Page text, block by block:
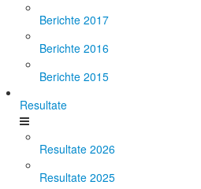
Berichte 2017
Berichte 2016
Berichte 2015
Resultate
Resultate 2026
Resultate 2025